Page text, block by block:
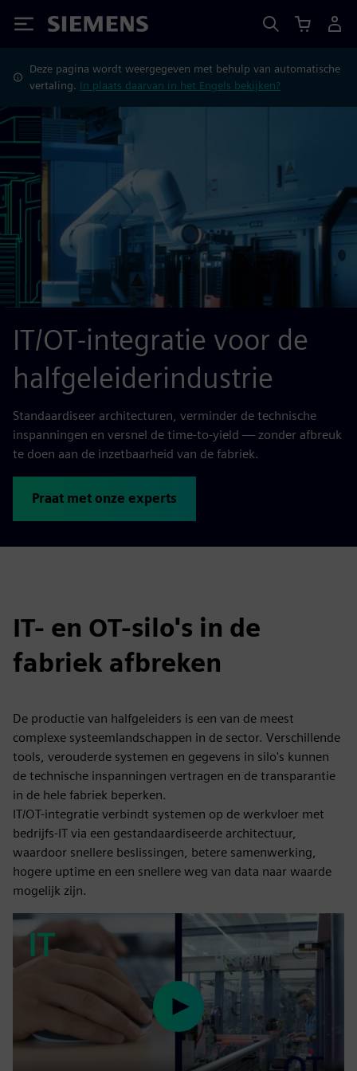
Siemens
Deze pagina wordt weergegeven met behulp van automatische
vertaling. In plaats daarvan in het Engels bekijken?
IT/OT-integratie voor de
halfgeleiderindustrie
Standaardiseer architecturen, verminder de technische
inspanningen en versnel de time-to-yield — zonder afbreuk
te doen aan de inzetbaarheid van de fabriek.
Praat met onze experts
IT- en OT-silo's in de
fabriek afbreken
De productie van halfgeleiders is een van de meest
complexe systeemlandschappen in de sector. Verschillende
tools, verouderde systemen en gegevens in silo's kunnen
de technische inspanningen vertragen en de transparantie
in de hele fabriek beperken.
IT/OT-integratie verbindt systemen op de werkvloer met
bedrijfs-IT via een gestandaardiseerde architectuur,
waardoor snellere beslissingen, betere samenwerking,
hogere uptime en een snellere weg van data naar waarde
mogelijk zijn.
Play